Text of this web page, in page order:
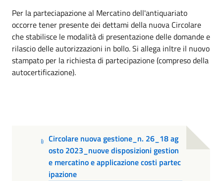
Per la parteciapazione al Mercatino dell'antiquariato
occorre tener presente dei dettami della nuova Circolare
che stabilisce le modalità di presentazione delle domande e
rilascio delle autorizzazioni in bollo. Si allega inltre il nuovo
stampato per la richiesta di partecipazione (compreso della
autocertificazione).
Circolare nuova gestione_n. 26_18 ag
osto 2023_nuove disposizioni gestion
e mercatino e applicazione costi partec
ipazione